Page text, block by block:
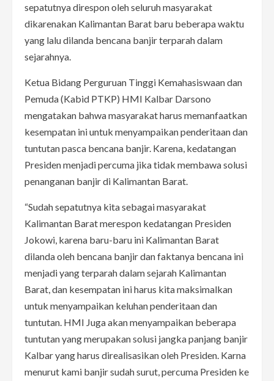
sepatutnya direspon oleh seluruh masyarakat
dikarenakan Kalimantan Barat baru beberapa waktu
yang lalu dilanda bencana banjir terparah dalam
sejarahnya.
Ketua Bidang Perguruan Tinggi Kemahasiswaan dan
Pemuda (Kabid PTKP) HMI Kalbar Darsono
mengatakan bahwa masyarakat harus memanfaatkan
kesempatan ini untuk menyampaikan penderitaan dan
tuntutan pasca bencana banjir. Karena, kedatangan
Presiden menjadi percuma jika tidak membawa solusi
penanganan banjir di Kalimantan Barat.
“Sudah sepatutnya kita sebagai masyarakat
Kalimantan Barat merespon kedatangan Presiden
Jokowi, karena baru-baru ini Kalimantan Barat
dilanda oleh bencana banjir dan faktanya bencana ini
menjadi yang terparah dalam sejarah Kalimantan
Barat, dan kesempatan ini harus kita maksimalkan
untuk menyampaikan keluhan penderitaan dan
tuntutan. HMI Juga akan menyampaikan beberapa
tuntutan yang merupakan solusi jangka panjang banjir
Kalbar yang harus direalisasikan oleh Presiden. Karna
menurut kami banjir sudah surut, percuma Presiden ke